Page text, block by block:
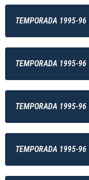
TEMPORADA 1995-96
TEMPORADA 1995-96
TEMPORADA 1995-96
TEMPORADA 1995-96